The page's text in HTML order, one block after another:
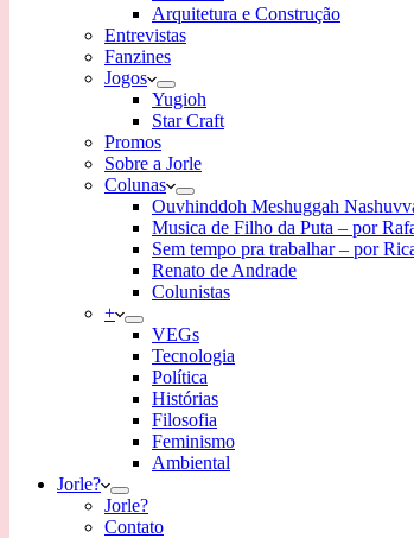
Arquitetura e Construção
Entrevistas
Fanzines
Jogos
Yugioh
Star Craft
Promos
Sobre a Jorle
Colunas
Ouvhinddoh Meshuggah
Musica de Filho da Puta – por
Sem tempo pra trabalhar – por
Renato de Andrade
Colunistas
+
VEGs
Tecnologia
Política
Histórias
Filosofia
Feminismo
Ambiental
Jorle?
Jorle?
Contato